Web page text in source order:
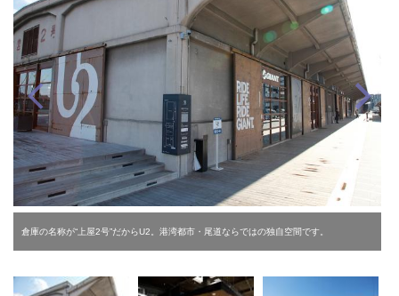
倉庫の名称が“上屋2号”だからU2。港湾都市・尾道ならではの独自空間です。